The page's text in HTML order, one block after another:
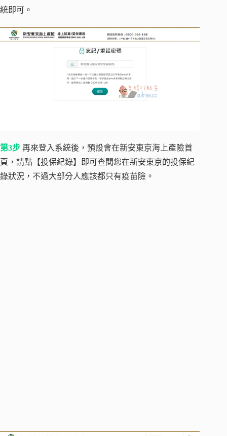
統即可。
第3步 再來登入系統後，預設會在新安東京海上產險首
頁，請點【投保紀錄】即可查閱您在新安東京的投保紀
錄狀況，不過大部分人應該都只有疫苗險。